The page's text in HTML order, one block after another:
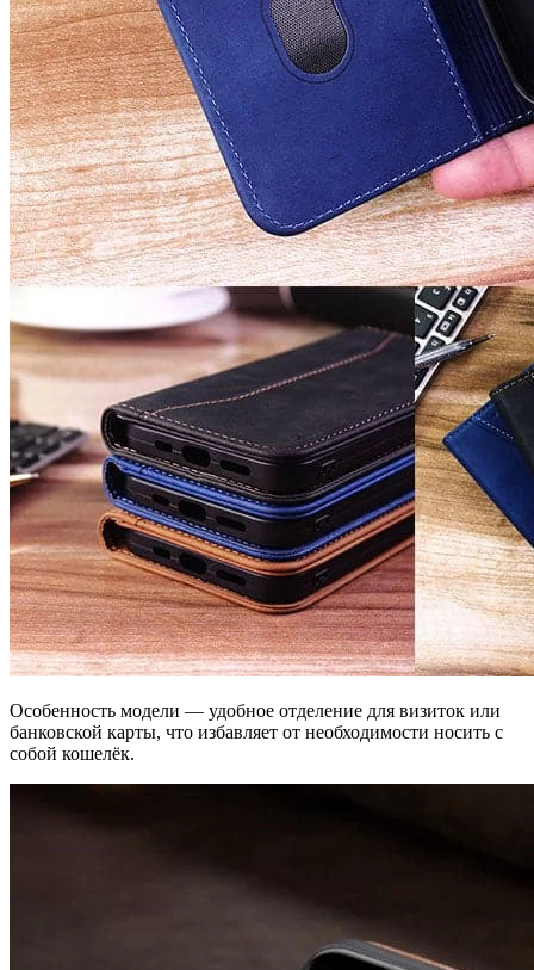
Особенность модели — удобное отделение для визиток или
банковской карты, что избавляет от необходимости носить с
собой кошелёк.